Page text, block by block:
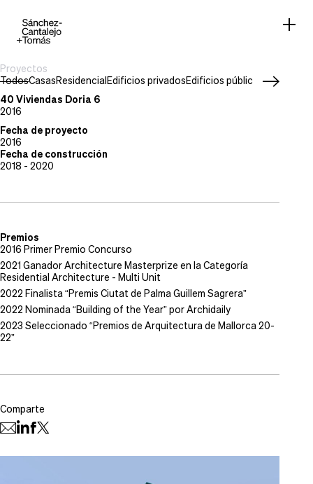
Proyectos
TodosCasas Residencial Edificios privados Edificios públicosWork in
40 Viviendas Doria 6
2016
Tipo de proyecto
Residencial
Situación
Fecha de proyecto
2016
Fecha de construcción
2018 - 2020
Premios
2016 Primer Premio Concurso
2021 Ganador Architecture Masterprize en la Categoría
Residential Architecture - Multi Unit
2022 Finalista “Premis Ciutat de Palma Guillem Sagrera”
2022 Nominada “Building of the Year” por Archidaily
2023 Seleccionado “Premios de Arquitectura de Mallorca 20-
22”
Comparte